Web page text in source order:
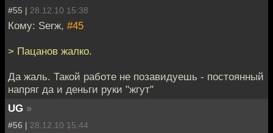
#55 | 28.12.10 15:38
Кому: Serж, #45
> Пацанов жалко.
Да жаль. Такой работе не позавидуешь - постоянный
напряг да и деньги руки "жгут"
UG »
#56 | 28.12.10 15:44